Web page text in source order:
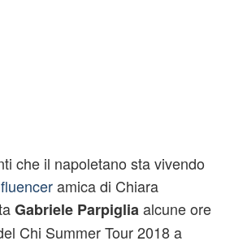
che il napoletano sta vivendo
amica di Chiara
Gabriele Parpiglia alcune ore
Chi Summer Tour 2018 a